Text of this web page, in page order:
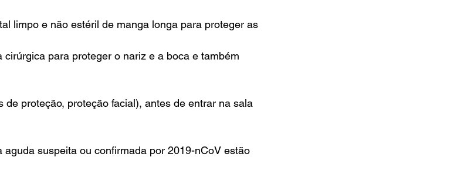
limpo e não estéril de manga longa para proteger as
para proteger o nariz e a boca e também
de proteção, proteção facial), antes de entrar na sala
suspeita ou confirmada por 2019-nCoV estão